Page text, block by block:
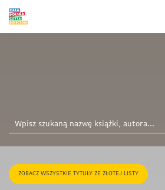
ZOBACZ WSZYSTKIE TYTUŁY ZE ZŁOTEJ LISTY